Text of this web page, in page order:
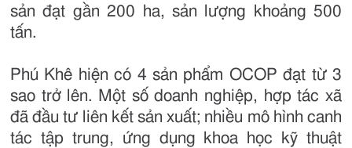
sản đạt gần 200 ha, sản lượng khoảng 500
tấn.
Phú Khê hiện có 4 sản phẩm OCOP đạt từ 3
sao trở lên. Một số doanh nghiệp, hợp tác xã
đã đầu tư liên kết sản xuất; nhiều mô hình canh
tác tập trung, ứng dụng khoa học kỹ thuật